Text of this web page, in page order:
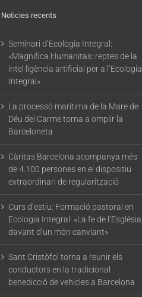
Noticies recents
Seminari d’Ecologia Integral:
«Magnifica Humanitas: reptes de la
intel·ligència artificial per a l’Ecologia
Integral»
La processó marítima de la Mare de
Déu del Carme torna a omplir la
Barceloneta
Càritas Barcelona acompanya més
de 4.100 persones en el dispositiu
extraordinari de regularització
Curs d’estiu: Formació pastoral en
Ecologia Integral: «La fe de l’Església
davant d’un món canviant»
Sant Cristòfol torna a reunir els
conductors en la tradicional
benedicció de vehicles a Barcelona